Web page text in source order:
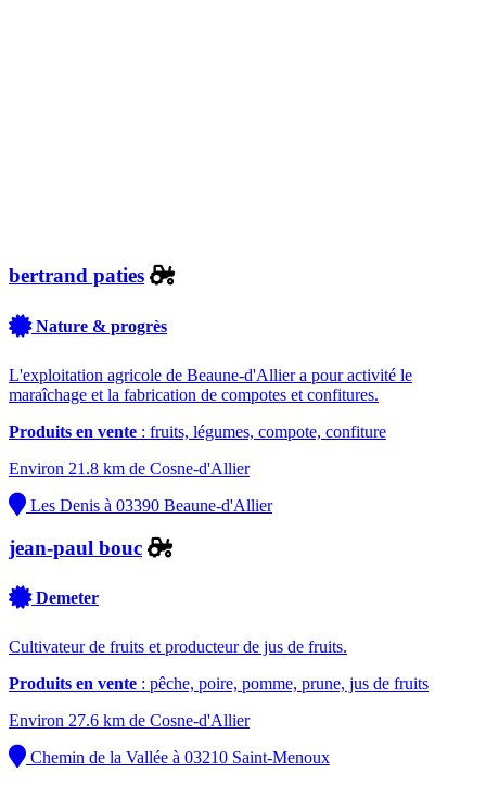
bertrand paties
Nature & progrès
L'exploitation agricole de Beaune-d'Allier a pour activité le
maraîchage et la fabrication de compotes et confitures.
Produits en vente : fruits, légumes, compote, confiture
Environ 21.8 km de Cosne-d'Allier
Les Denis à 03390 Beaune-d'Allier
jean-paul bouc
Demeter
Cultivateur de fruits et producteur de jus de fruits.
Produits en vente : pêche, poire, pomme, prune, jus de fruits
Environ 27.6 km de Cosne-d'Allier
Chemin de la Vallée à 03210 Saint-Menoux